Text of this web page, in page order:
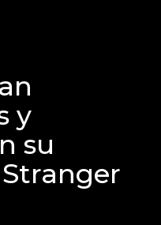
y
su
Stranger